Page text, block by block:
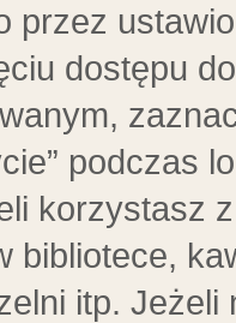
przez
dostępu
podczas
korzystasz
bibliotece,
itp.